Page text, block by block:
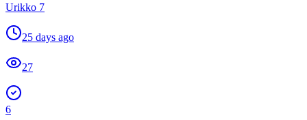
Urikko 7
25 days ago
27
6